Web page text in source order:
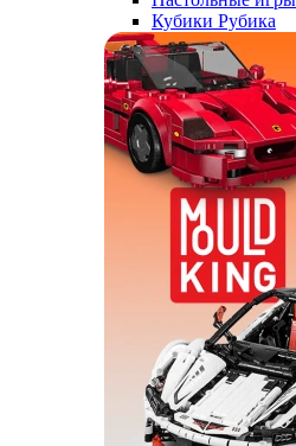
Кубики Рубика